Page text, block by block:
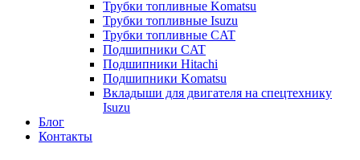
Трубки топливные Komatsu
Трубки топливные Isuzu
Трубки топливные CAT
Подшипники CAT
Подшипники Hitachi
Подшипники Komatsu
Вкладыши для двигателя на спецтехнику
Isuzu
Блог
Контакты